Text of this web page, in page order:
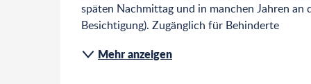
späten Nachmittag und in manchen Jahren
Besichtigung). Zugänglich für Behinderte
Mehr anzeigen